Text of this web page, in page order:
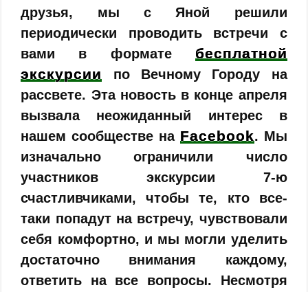
друзья, мы с Яной решили
периодически проводить встречи с
вами в формате бесплатной
экскурсии
по Вечному Городу на
рассвете. Эта новость в конце апреля
вызвала неожиданный интерес в
нашем сообществе на Facebook. Мы
изначально ограничили число
участников экскурсии 7-ю
счастливчиками, чтобы те, кто все-
таки попадут на встречу, чувствовали
себя комфортно, и мы могли уделить
достаточно внимания каждому,
ответить на все вопросы. Несмотря